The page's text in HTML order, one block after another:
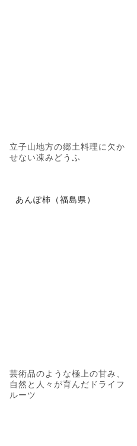
立子山地方の郷土料理に欠か
せない凍みどうふ
あんぽ柿（福島県）
芸術品のような極上の甘み、
自然と人々が育んだドライフ
ルーツ